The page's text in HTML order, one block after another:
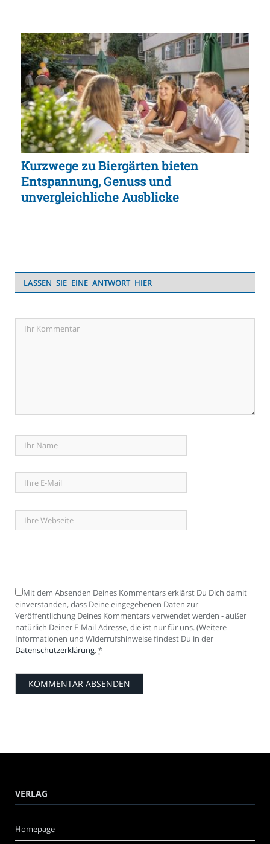
Kurzwege zu Biergärten bieten
Entspannung, Genuss und
unvergleichliche Ausblicke
LASSEN SIE EINE ANTWORT HIER
Mit dem Absenden Deines Kommentars erklärst Du Dich damit
einverstanden, dass Deine eingegebenen Daten zur
Veröffentlichung Deines Kommentars verwendet werden - außer
natürlich Deiner E-Mail-Adresse, die ist nur für uns. (Weitere
Informationen und Widerrufshinweise findest Du in der
Datenschutzerklärung.*
VERLAG
Homepage